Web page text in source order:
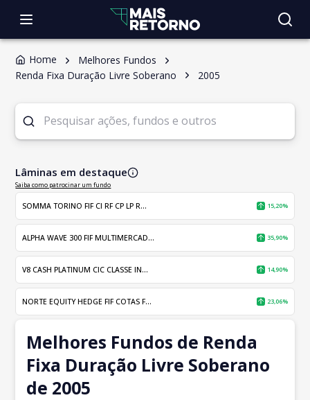
Home
Melhores Fundos
Renda Fixa Duração Livre Soberano
2005
Lâminas em destaque
Saiba como patrocinar um fundo
SOMMA TORINO FIF CI RF CP LP R... 15,20%
ALPHA WAVE 300 FIF MULTIMERCAD... 35,90%
V8 CASH PLATINUM CIC CLASSE IN... 14,90%
NORTE EQUITY HEDGE FIF COTAS F... 23,06%
Melhores Fundos de Renda
Fixa Duração Livre Soberano
de 2005